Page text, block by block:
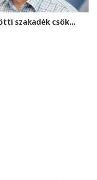
szakadék csök...